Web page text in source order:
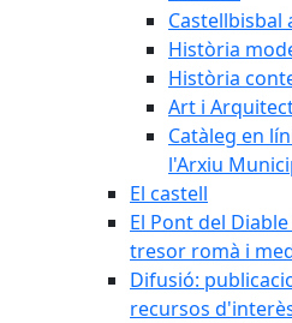
Castellbisbal
Història
Història
Art i
Catàleg en
l'Arxiu
El castell
El Pont del
tresor romà i
Difusió:
recursos